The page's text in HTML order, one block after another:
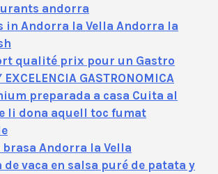
andorra
in Andorra la Vella Andorra la
qualité prix pour un Gastro
EXCELENCIA GASTRONOMICA
preparada a casa Cuita al
li dona aquell toc fumat
brasa Andorra la Vella
vaca en salsa puré de patata y